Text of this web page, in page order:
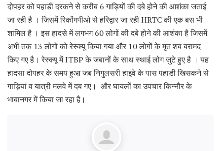
दोपहर को पहाडी दरकने से करीब 6 गाड़ियों की दबे होने की आशंका जताई
जा रही है । जिसमें रिकोंगपीओ से हरिद्वार जा रही HRTC की एक बस भी
शामिल है । इस हादसे में लगभग 60 लोगों की दबे होने की आशंका है जिसमें
अभी तक 13 लोगों को रेस्क्यू किया गया और 10 लोगों के मृत शब बरामद
किए गए है। रेस्क्यू में ITBP के जबानों के साथ स्थाई लोग जुटे हुए है । यह
हादसा दोपहर के समय हुआ जब निगुलसरी हाइवे के पास पहाडी खिसकने से
गाड़ियां व यात्री मलवे में दब गए। और घायलों का उपचार किन्नौर के
भाबानगर में किया जा रहा है।